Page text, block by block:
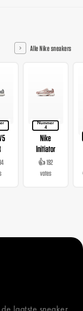
Alle Nike sneakers
Nummer
4
Nike
Initiator
👍 192
votes
laatste sneaker